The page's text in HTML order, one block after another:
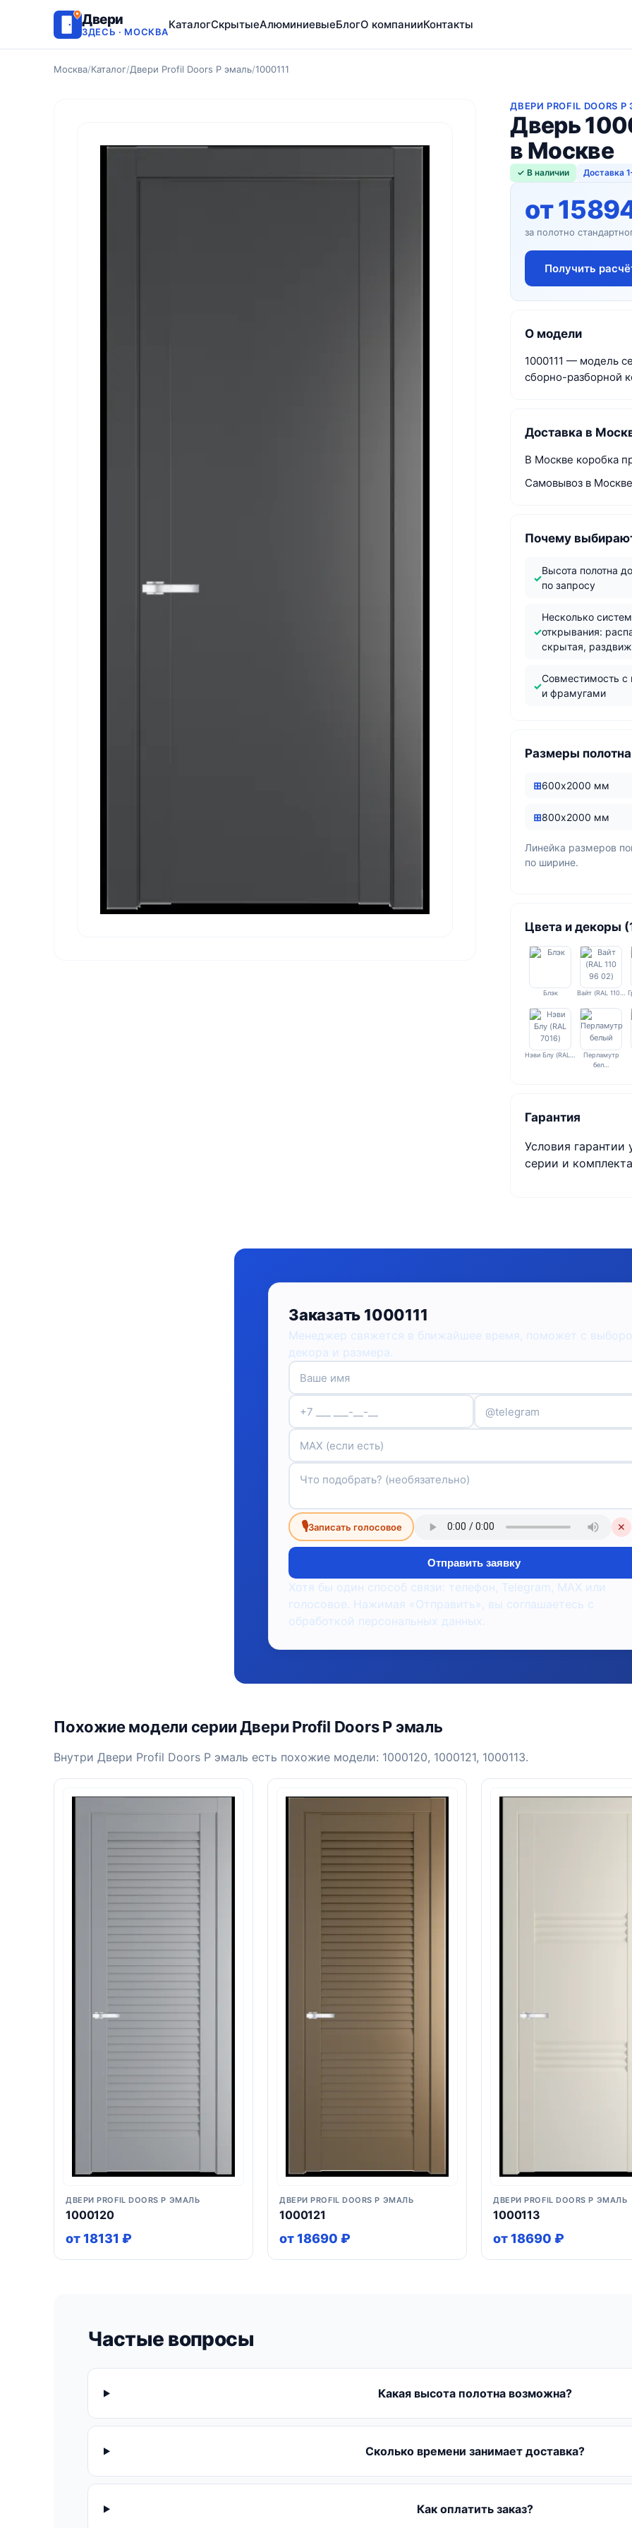
Двери
ЗДЕСЬ · МОСКВА
КаталогСкрытыеАлюминиевыеБлогО компанииКонтакты
Москва/Каталог/Двери Profil Doors P эмаль/1000111
ДВЕРИ PROFIL DOORS
Дверь
в Москве
✓ В наличии Доставка
от
за полотно
Получить
О модели
1000111 — модель
сборно-разборной
Доставка в
В Москве коробка
Самовывоз в
Почему
Высота полотна
по запросу
Несколько систем
открывания:
скрытая,
Совместимость с
и фрамугами
Размеры полотна
600х2000 мм
800х2000 мм
Линейка размеров
по ширине.
Цвета и декоры
Блэк Вайт (RAL 110…
Нэви Блу (RAL…
Перламутр
бел…
Гарантия
Условия гарантии
серии и
Заказать 1000111
Менеджер свяжется в ближайшее время, поможет с
декора и размера.
🎙Записать голосовое ✕
Отправить заявку
Хотя бы один способ связи: телефон, Telegram, MAX или
голосовое. Нажимая «Отправить», вы соглашаетесь с
обработкой персональных данных.
Похожие модели серии Двери Profil Doors P эмаль
Внутри Двери Profil Doors P эмаль есть похожие модели: 1000120, 1000121, 1000113.
ДВЕРИ PROFIL DOORS P ЭМАЛЬ
1000120
от 18131 ₽
ДВЕРИ PROFIL DOORS P ЭМАЛЬ
1000121
от 18690 ₽
ДВЕРИ PROFIL DOORS P ЭМАЛЬ
1000113
от 18690 ₽
Частые вопросы
Какая высота полотна возможна?
Сколько времени занимает доставка?
Как оплатить заказ?